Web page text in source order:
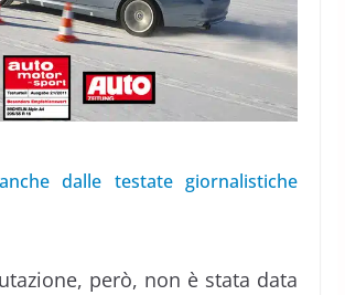
dalle testate giornalistiche
però, non è stata data